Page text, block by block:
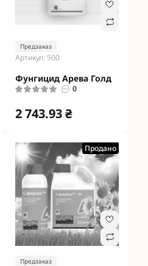
Предзаказ
Артикул: 500
Фунгицид Арева Голд
0
2 743.93 ₴
Продано
Предзаказ